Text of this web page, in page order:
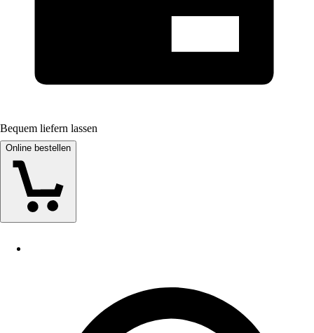
Bequem liefern lassen
Online bestellen